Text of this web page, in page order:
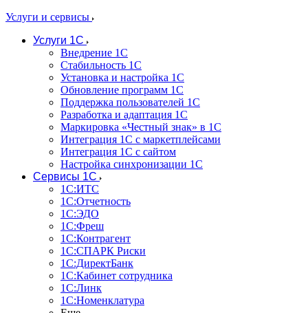
Услуги и сервисы
Услуги 1С
Внедрение 1С
Стабильность 1С
Установка и настройка 1С
Обновление программ 1С
Поддержка пользователей 1С
Разработка и адаптация 1С
Маркировка «Честный знак» в 1С
Интеграция 1С с маркетплейсами
Интеграция 1С с сайтом
Настройка синхронизации 1С
Сервисы 1С
1С:ИТС
1С:Отчетность
1С:ЭДО
1С:Фреш
1С:Контрагент
1С:CПАРК Риски
1С:ДиректБанк
1С:Кабинет сотрудника
1С:Линк
1С:Номенклатура